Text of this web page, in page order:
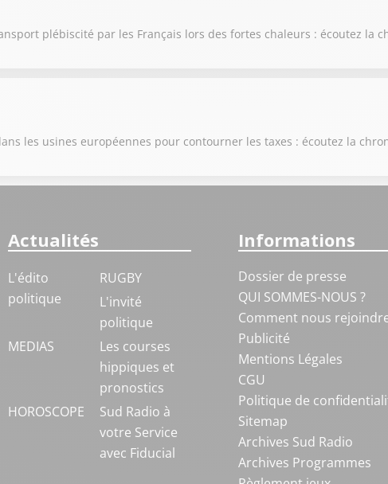
plébiscité par les Français lors des fortes chaleurs : écoutez la
les usines européennes pour contourner les taxes : écoutez la
Actualités
L'édito
politique
RUGBY
L'invité
politique
MEDIAS
Les courses
hippiques et
pronostics
HOROSCOPE
Sud Radio à
votre Service
avec Fiducial
Informations
Dossier de presse
QUI SOMMES-NOUS ?
Comment nous
Publicité
Mentions Légales
CGU
Politique de
Sitemap
Archives Sud Radio
Archives Programmes